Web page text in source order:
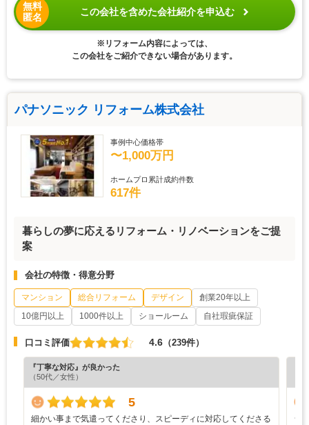
無料
匿名
この会社を含めた会社紹介を申込む
※リフォーム内容によっては、
この会社をご紹介できない場合があります。
パナソニック リフォーム株式会社
事例中心価格帯
〜1,000万円
ホームプロ累計成約件数
617件
暮らしの夢に応えるリフォーム・リノベーションをご提
案
会社の特徴・得意分野
マンション 総合リフォーム デザイン
創業20年以上
10億円以上
1000件以上 ショールーム 自社瑕疵保証
口コミ評価 4.6 （239件）
『丁寧な対応』が良かった
（50代／女性）
5
細かい事まで気遣ってくださり、スピーディに対応してくださる
シ